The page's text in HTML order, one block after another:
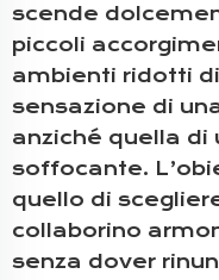
scende
piccoli
ambienti ridotti
sensazione di
anziché quella di
soffocante.
quello di
collaborino
senza dover